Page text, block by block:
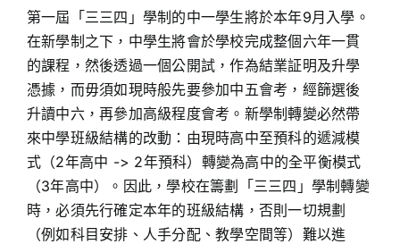
第一屆「三三四」學制的中一學生將於本年9月入學。
在新學制之下，中學生將會於學校完成整個六年一貫
的課程，然後透過一個公開試，作為結業証明及升學
憑據，而毋須如現時般先要參加中五會考，經篩選後
升讀中六，再參加高級程度會考。新學制轉變必然帶
來中學班級結構的改動：由現時高中至預科的遞減模
式（2年高中 -> 2年預科）轉變為高中的全平衡模式
（3年高中）。因此，學校在籌劃「三三四」學制轉變
時，必須先行確定本年的班級結構，否則一切規劃
（例如科目安排、人手分配、教學空間等）難以進